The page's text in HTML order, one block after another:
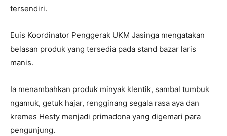
tersendiri.
Euis Koordinator Penggerak UKM Jasinga mengatakan
belasan produk yang tersedia pada stand bazar laris
manis.
Ia menambahkan produk minyak klentik, sambal tumbuk
ngamuk, getuk hajar, rengginang segala rasa aya dan
kremes Hesty menjadi primadona yang digemari para
pengunjung.